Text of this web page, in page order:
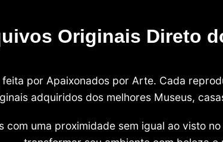
Originais Direto
por Apaixonados por Arte. Cada
adquiridos dos melhores Museus,
com uma proximidade sem igual ao visto